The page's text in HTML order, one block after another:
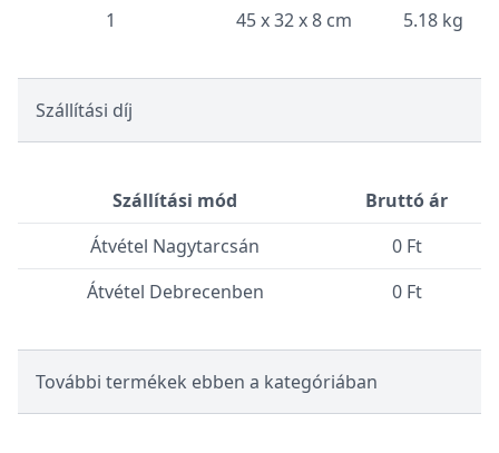
1
45 x 32 x 8 cm 5.18 kg
Szállítási díj
Szállítási mód
Bruttó ár
Átvétel Nagytarcsán
0 Ft
Átvétel Debrecenben
0 Ft
További termékek ebben a kategóriában